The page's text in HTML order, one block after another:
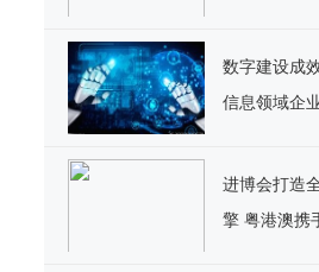
数字建设成
信息领域企
进博会打造
擎 粤港澳携